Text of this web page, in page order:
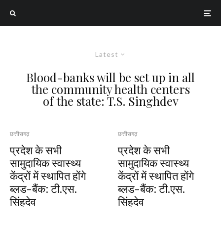
Latest
Blood-banks will be set up in all
the community health centers
of the state: T.S. Singhdev
छत्तीसगढ़
प्रदेश के सभी
सामुदायिक स्वास्थ्य
केंद्रों में स्थापित होंगे
ब्लड-बैंक: टी.एस.
सिंहदेव
छत्तीसगढ़
प्रदेश के सभी
सामुदायिक स्वास्थ्य
केंद्रों में स्थापित होंगे
ब्लड-बैंक: टी.एस.
सिंहदेव